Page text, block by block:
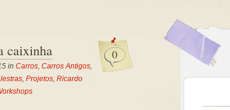
0
caixinha
in Carros, Carros Antigos,
, Projetos, Ricardo